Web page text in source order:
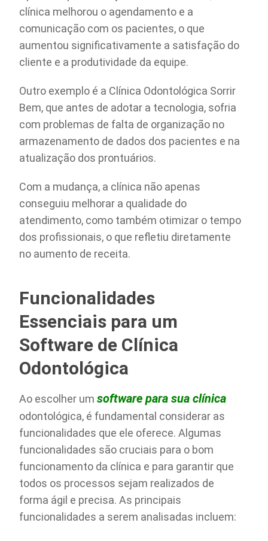
clínica melhorou o agendamento e a
comunicação com os pacientes, o que
aumentou significativamente a satisfação do
cliente e a produtividade da equipe.
Outro exemplo é a Clínica Odontológica Sorrir
Bem, que antes de adotar a tecnologia, sofria
com problemas de falta de organização no
armazenamento de dados dos pacientes e na
atualização dos prontuários.
Com a mudança, a clínica não apenas
conseguiu melhorar a qualidade do
atendimento, como também otimizar o tempo
dos profissionais, o que refletiu diretamente
no aumento de receita.
Funcionalidades
Essenciais para um
Software de Clínica
Odontológica
Ao escolher umsoftware para sua clínica
odontológica, é fundamental considerar as
funcionalidades que ele oferece. Algumas
funcionalidades são cruciais para o bom
funcionamento da clínica e para garantir que
todos os processos sejam realizados de
forma ágil e precisa. As principais
funcionalidades a serem analisadas incluem: